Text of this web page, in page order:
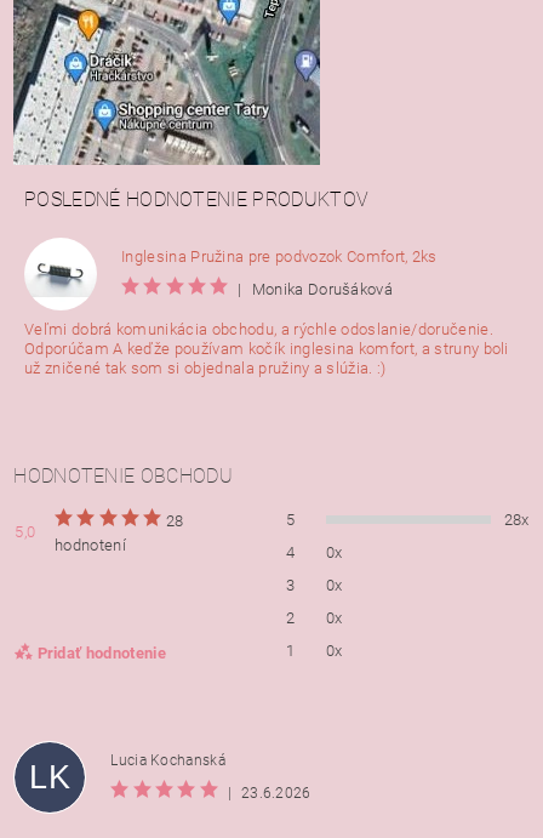
POSLEDNÉ HODNOTENIE PRODUKTOV
Inglesina Pružina pre podvozok Comfort, 2ks
|
Monika Dorušáková
Veľmi dobrá komunikácia obchodu, a rýchle odoslanie/doručenie.
Odporúčam A keďže používam kočík inglesina komfort, a struny boli
už zničené tak som si objednala pružiny a slúžia. :)
HODNOTENIE OBCHODU
5,0
28
hodnotení
Pridať hodnotenie
5
28x
4
0x
3
0x
2
0x
1
0x
LK
Lucia Kochanská
|
23.6.2026